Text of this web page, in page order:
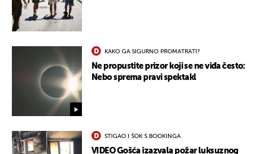
KAKO GA SIGURNO PROMATRATI?
Ne propustite prizor koji se ne viđa često:
Nebo sprema pravi spektakl
STIGAO I ŠOK S BOOKINGA
VIDEO Gošća izazvala požar luksuznog